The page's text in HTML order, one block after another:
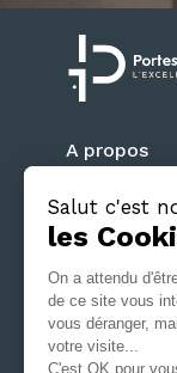
A propos
Contact
Suivez nous